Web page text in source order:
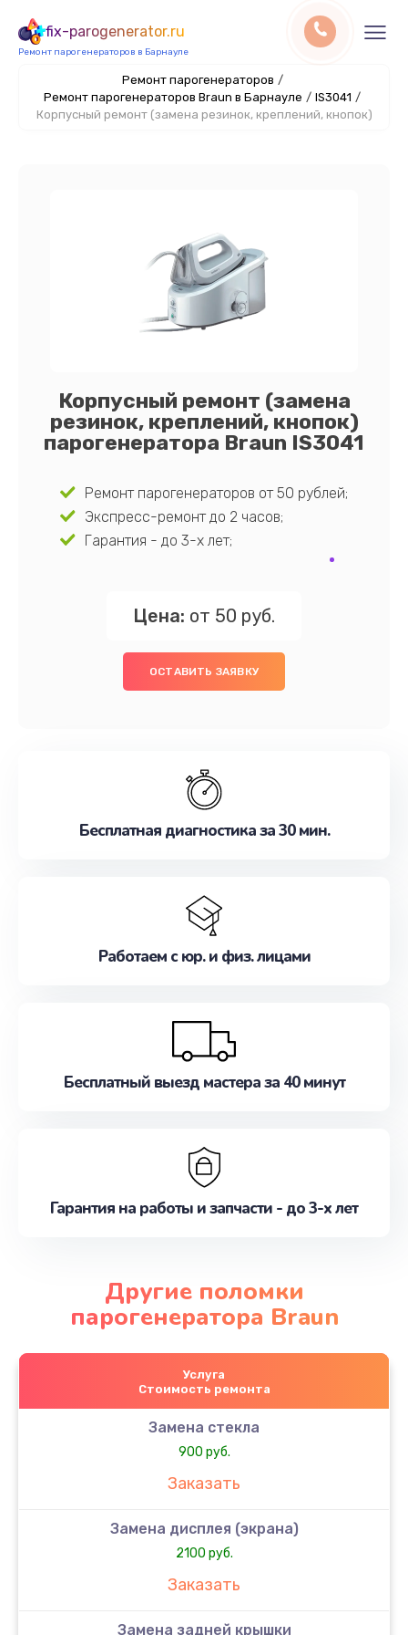
fix-parogenerator.ru
Ремонт парогенераторов в Барнауле
Ремонт парогенераторов /
Ремонт парогенераторов Braun в Барнауле / IS3041 /
Корпусный ремонт (замена резинок, креплений, кнопок)
Корпусный ремонт (замена
резинок, креплений, кнопок)
парогенератора Braun IS3041
Ремонт парогенераторов от 50 рублей;
Экспресс-ремонт до 2 часов;
Гарантия - до 3-х лет;
Цена: от 50 руб.
ОСТАВИТЬ ЗАЯВКУ
Бесплатная диагностика за 30 мин.
Работаем с юр. и физ. лицами
Бесплатный выезд мастера за 40 минут
Гарантия на работы и запчасти - до 3-х лет
Другие поломки
парогенератора Braun
Услуга
Стоимость ремонта
Замена стекла
900 руб.
Заказать
Замена дисплея (экрана)
2100 руб.
Заказать
Замена задней крышки